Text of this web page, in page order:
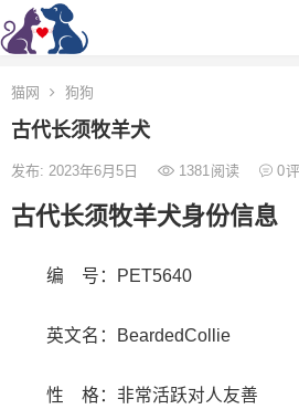
猫网 狗狗
古代长须牧羊犬
发布: 2023年6月5日 1381阅读 0
古代长须牧羊犬身份信息
编 号：PET5640
英文名：BeardedCollie
性 格：非常活跃对人友善